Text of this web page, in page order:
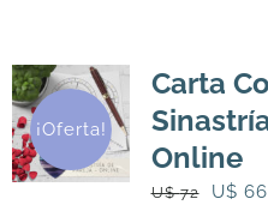
¡Oferta!
Carta
Online
U$72
El
U$ 66